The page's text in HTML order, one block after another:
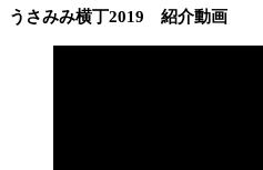
うさみみ横丁2019 紹介動画